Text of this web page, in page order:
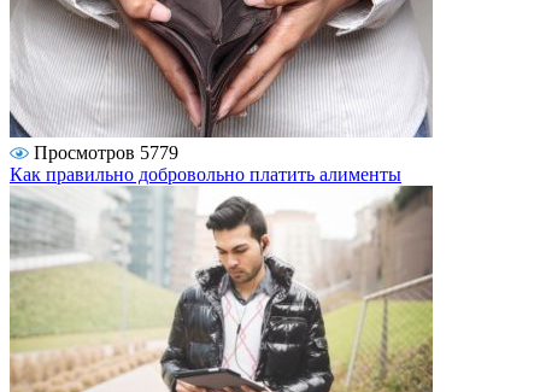
Просмотров 5779
Как правильно добровольно платить алименты